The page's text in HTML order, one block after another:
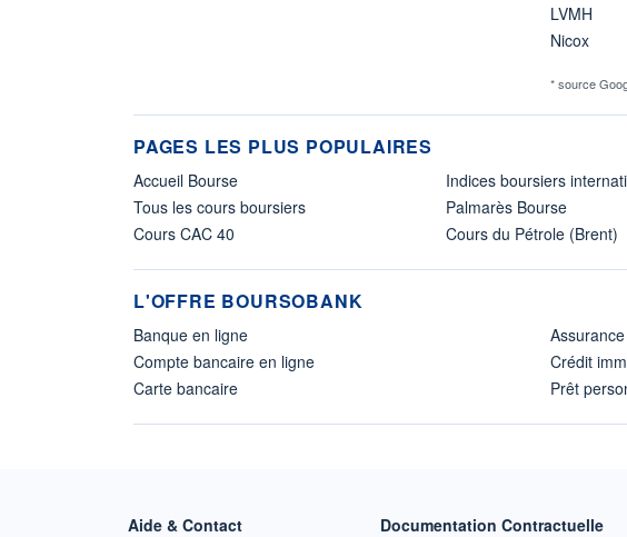
LVMH
Nicox
* source
PAGES LES PLUS POPULAIRES
Accueil Bourse
Tous les cours boursiers
Cours CAC 40
Indices boursiers
Palmarès Bourse
Cours du Pétrole (Brent)
L'OFFRE BOURSOBANK
Banque en ligne
Compte bancaire en ligne
Carte bancaire
Crédit
Prêt
Aide & Contact Documentation Contractuelle